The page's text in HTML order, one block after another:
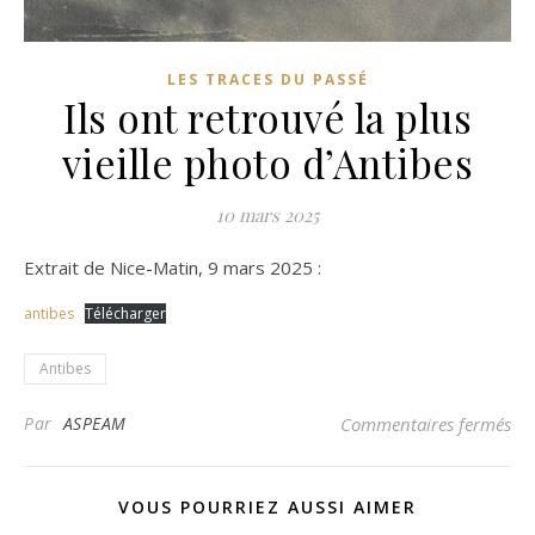
LES TRACES DU PASSÉ
Ils ont retrouvé la plus
vieille photo d’Antibes
10 mars 2025
Extrait de Nice-Matin, 9 mars 2025 :
antibes Télécharger
Antibes
ParASPEAM Commentaires fermés
VOUS POURRIEZ AUSSI AIMER